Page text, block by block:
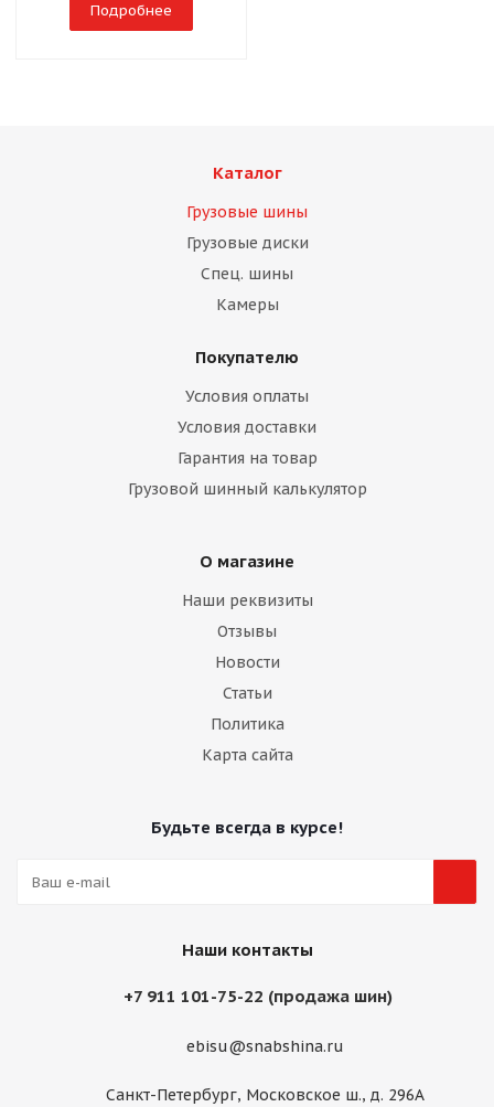
Подробнее
Каталог
Грузовые шины
Грузовые диски
Спец. шины
Камеры
Покупателю
Условия оплаты
Условия доставки
Гарантия на товар
Грузовой шинный калькулятор
О магазине
Наши реквизиты
Отзывы
Новости
Статьи
Политика
Карта сайта
Будьте всегда в курсе!
Наши контакты
+7 911 101-75-22 (продажа шин)
ebisu@snabshina.ru
Санкт-Петербург, Московское ш., д. 296А